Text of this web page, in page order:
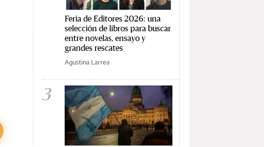
Feria de Editores 2026: una
selección de libros para buscar
entre novelas, ensayo y
grandes rescates
Agustina Larrea
3